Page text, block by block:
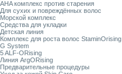
AHA комплекс против старения
Для сухих и повреждённых волос
Морской комплекс
Средства для укладки
Детская линия
Комплекс для роста волос StaminOrising
G System
5 ALF-ORising
Линия ArgORising
Предварительные процедуры